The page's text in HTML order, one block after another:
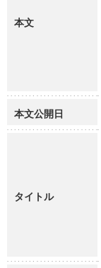
本文
本文公開日
タイトル